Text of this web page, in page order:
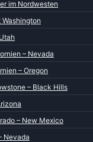
im Nordwesten
Washington
– Nevada
– Oregon
– Black Hills
– New Mexico
Nevada